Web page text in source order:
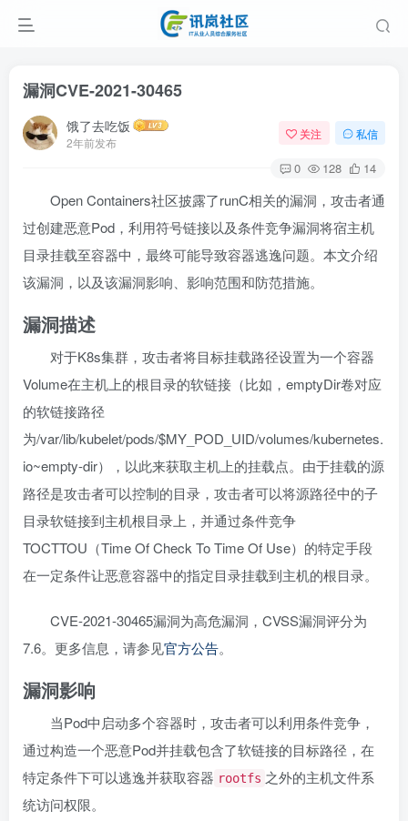
漏洞CVE-2021-30465
饿了去吃饭
2年前发布
关注 私信
0 128 14
Open Containers社区披露了runC相关的漏洞，攻击者通
过创建恶意Pod，利用符号链接以及条件竞争漏洞将宿主机
目录挂载至容器中，最终可能导致容器逃逸问题。本文介绍
该漏洞，以及该漏洞影响、影响范围和防范措施。
漏洞描述
对于K8s集群，攻击者将目标挂载路径设置为一个容器
Volume在主机上的根目录的软链接（比如，emptyDir卷对应
的软链接路径
为/var/lib/kubelet/pods/$MY_POD_UID/volumes/kubernetes.
io~empty-dir），以此来获取主机上的挂载点。由于挂载的源
路径是攻击者可以控制的目录，攻击者可以将源路径中的子
目录软链接到主机根目录上，并通过条件竞争
TOCTTOU（Time Of Check To Time Of Use）的特定手段
在一定条件让恶意容器中的指定目录挂载到主机的根目录。
CVE-2021-30465漏洞为高危漏洞，CVSS漏洞评分为
7.6。更多信息，请参见官方公告。
漏洞影响
当Pod中启动多个容器时，攻击者可以利用条件竞争，
通过构造一个恶意Pod并挂载包含了软链接的目标路径，在
特定条件下可以逃逸并获取容器 rootfs 之外的主机文件系
统访问权限。